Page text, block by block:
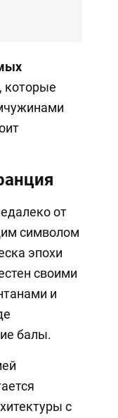
, которые
от
символом
эпохи
своими
и
балы.
с